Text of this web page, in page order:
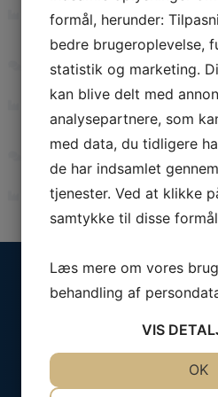
Vision
Vi vil være den foretrukne
printkortleverandør på
Kontakt os
formål, herunder:
bedre brugeroplevelse,
statistik og marketing.
kan blive delt med
analysepartnere, som
med data, du tidligere
de har indsamlet
tjenester. Ved at klikke
samtykke til disse
Læs mere om vores
behandling af
VIS
OK